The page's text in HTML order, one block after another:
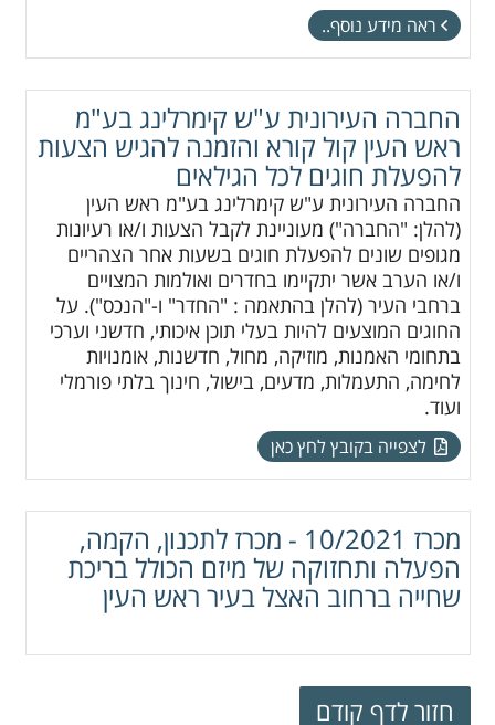
ראה מידע נוסף..
החברה העירונית ע"ש קימרלינג בע"מ
ראש העין קול קורא והזמנה להגיש הצעות
להפעלת חוגים לכל הגילאים
החברה העירונית ע"ש קימרלינג בע"מ ראש העין
(להלן: "החברה") מעוניינת לקבל הצעות ו/או רעיונות
מגופים שונים להפעלת חוגים בשעות אחר הצהריים
ו/או הערב אשר יתקיימו בחדרים ואולמות המצויים
ברחבי העיר (להלן בהתאמה : "החדר" ו-"הנכס"). על
החוגים המוצעים להיות בעלי תוכן איכותי, חדשני וערכי
בתחומי האמנות, מוזיקה, מחול, חדשנות, אומנויות
לחימה, התעמלות, מדעים, בישול, חינוך בלתי פורמלי
ועוד.
לצפייה בקובץ לחץ כאן
מכרז 10/2021 - מכרז לתכנון, הקמה,
הפעלה ותחזוקה של מיזם הכולל בריכת
שחייה ברחוב האצל בעיר ראש העין